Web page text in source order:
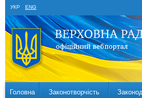
УКР ENG
Головна Законотворчість